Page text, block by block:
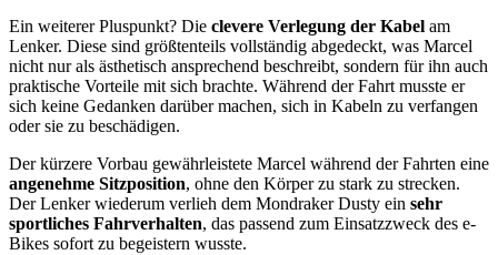
Ein weiterer Pluspunkt? Die clevere Verlegung der Kabel am
Lenker. Diese sind größtenteils vollständig abgedeckt, was Marcel
nicht nur als ästhetisch ansprechend beschreibt, sondern für ihn auch
praktische Vorteile mit sich brachte. Während der Fahrt musste er
sich keine Gedanken darüber machen, sich in Kabeln zu verfangen
oder sie zu beschädigen.
Der kürzere Vorbau gewährleistete Marcel während der Fahrten eine
angenehme Sitzposition, ohne den Körper zu stark zu strecken.
Der Lenker wiederum verlieh dem Mondraker Dusty ein sehr
sportliches Fahrverhalten, das passend zum Einsatzzweck des e-
Bikes sofort zu begeistern wusste.